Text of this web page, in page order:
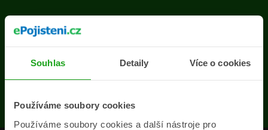
Souhlas Detaily Více o cookies
Používáme soubory cookies
Používáme soubory cookies a další nástroje pro
Na stránce se vyskytla
chyba